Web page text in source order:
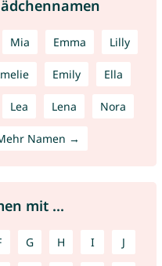
Mia Emma Lilly
Emily Ella
Lea Lena Nora
Namen →
mit ...
G H I J